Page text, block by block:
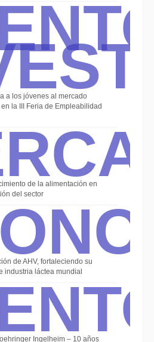
a los jóvenes al mercado
la III Feria de Empleabilidad
de la alimentación en
del sector
de AHV, fortaleciendo su
industria láctea mundial
Ingelheim – 10 años